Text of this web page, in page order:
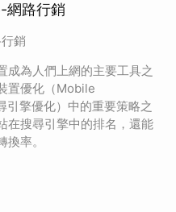
網路行銷
銷
成為人們上網的主要工具之
置優化（Mobile
擎優化）中的重要策略之
在搜尋引擎中的排名，還能
率。